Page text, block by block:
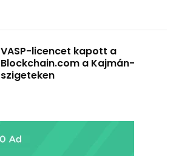
VASP-licencet kapott a
Blockchain.com a Kajmán-
szigeteken